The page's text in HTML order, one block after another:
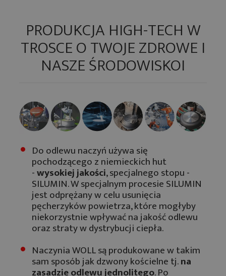
PRODUKCJA HIGH-TECH W
TROSCE O TWOJE ZDROWE I
NASZE ŚRODOWISKOI
Do odlewu naczyń używa się
pochodzącego z niemieckich hut
-wysokiej jakości, specjalnego stopu -
SILUMIN. W specjalnym procesie SILUMIN
jest odprężany w celu usunięcia
pęcherzyków powietrza, które mogłyby
niekorzystnie wpływać na jakość odlewu
oraz straty w dystrybucji ciepła.
Naczynia WOLL są produkowane w takim
sam sposób jak dzwony kościelne tj.na
zasadzie odlewu jednolitego. Po